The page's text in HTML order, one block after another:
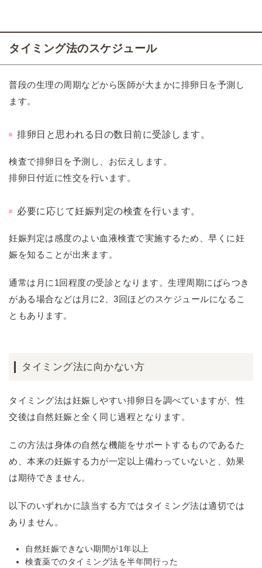
タイミング法のスケジュール
普段の生理の周期などから医師が大まかに排卵日を予測し
ます。
排卵日と思われる日の数日前に受診します。
検査で排卵日を予測し、お伝えします。
排卵日付近に性交を行います。
必要に応じて妊娠判定の検査を行います。
妊娠判定は感度のよい血液検査で実施するため、早くに妊
娠を知ることが出来ます。
通常は月に1回程度の受診となります。生理周期にばらつき
がある場合などは月に2、3回ほどのスケジュールになるこ
ともあります。
タイミング法に向かない方
タイミング法は妊娠しやすい排卵日を調べていますが、性
交後は自然妊娠と全く同じ過程となります。
この方法は身体の自然な機能をサポートするものであるた
め、本来の妊娠する力が一定以上備わっていないと、効果
は期待できません。
以下のいずれかに該当する方ではタイミング法は適切では
ありません。
自然妊娠できない期間が1年以上
検査薬でのタイミング法を半年間行った